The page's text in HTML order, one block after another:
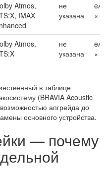
Atmos,
IMAX
не
указана
× 1
Atmos,
не
указана
× 1
в таблице
(BRAVIA Acoustic
апгрейда до
основного устройства.
— почему